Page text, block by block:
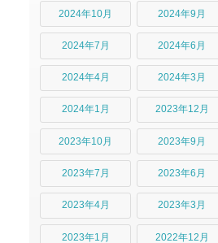
2024年10月 2024年9月
2024年7月 2024年6月
2024年4月 2024年3月
2024年1月 2023年12月
2023年10月 2023年9月
2023年7月 2023年6月
2023年4月 2023年3月
2023年1月 2022年12月